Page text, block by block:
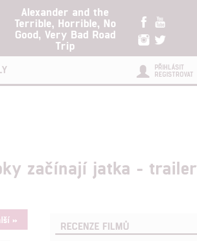
Alexander and the
Terrible, Horrible, No
Good, Very Bad Road
Trip
PŘIHLÁSIT
REGISTROVAT
začínají jatka - trailer
» RECENZE FILMŮ